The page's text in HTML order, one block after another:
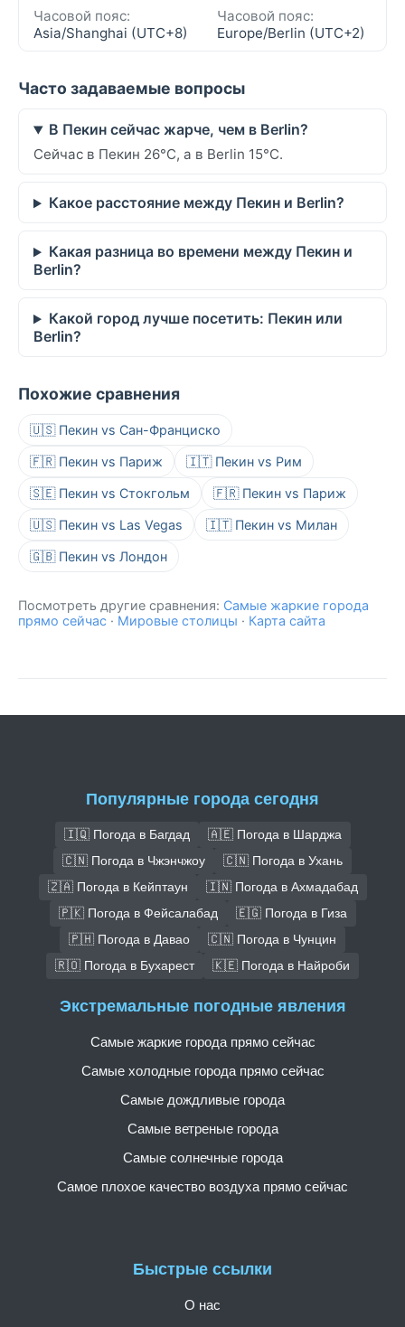
Часовой пояс:
Asia/Shanghai (UTC+8)
Часовой пояс:
Europe/Berlin (UTC+2)
Часто задаваемые вопросы
В Пекин сейчас жарче, чем в Berlin?
Сейчас в Пекин 26°C, а в Berlin 15°C.
Какое расстояние между Пекин и Berlin?
Какая разница во времени между Пекин и
Berlin?
Какой город лучше посетить: Пекин или
Berlin?
Похожие сравнения
🇺🇸 Пекин vs Сан-Франциско
🇫🇷 Пекин vs Париж 🇮🇹 Пекин vs Рим
🇸🇪 Пекин vs Стокгольм 🇫🇷 Пекин vs Париж
🇺🇸 Пекин vs Las Vegas 🇮🇹 Пекин vs Милан
🇬🇧 Пекин vs Лондон
Посмотреть другие сравнения: Самые жаркие города
прямо сейчас · Мировые столицы · Карта сайта
Популярные города сегодня
🇮🇶 Погода в Багдад
🇦🇪 Погода в Шарджа
🇨🇳 Погода в Чжэнчжоу
🇨🇳 Погода в Ухань
🇿🇦 Погода в Кейптаун
🇮🇳 Погода в Ахмадабад
🇵🇰 Погода в Фейсалабад
🇪🇬 Погода в Гиза
🇵🇭 Погода в Давао
🇨🇳 Погода в Чунцин
🇷🇴 Погода в Бухарест
🇰🇪 Погода в Найроби
Быстрые ссылки
О нас
Экстремальные погодные явления
Самые жаркие города прямо сейчас
Самые холодные города прямо сейчас
Самые дождливые города
Самые ветреные города
Самые солнечные города
Самое плохое качество воздуха прямо сейчас